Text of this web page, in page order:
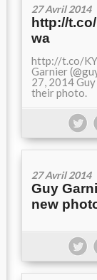
27 Avril 2014
http://
wa
http://t.co/
Garnier
27, 2014
their photo.
27 Avril 2014
Guy
new